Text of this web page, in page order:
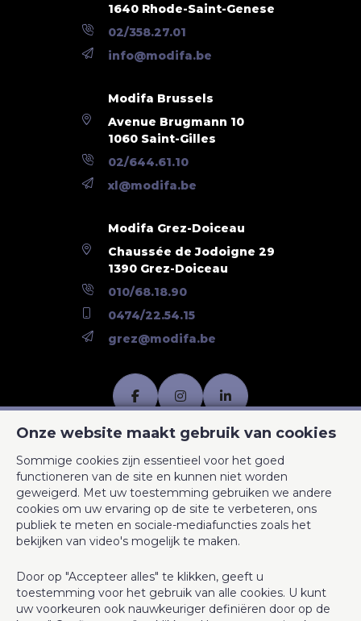
Onze website maakt gebruik van cookies
Sommige cookies zijn essentieel voor het goed
functioneren van de site en kunnen niet worden
geweigerd. Met uw toestemming gebruiken we andere
cookies om uw ervaring op de site te verbeteren, ons
publiek te meten en sociale-mediafuncties zoals het
bekijken van video's mogelijk te maken.
Door op "Accepteer alles" te klikken, geeft u
toestemming voor het gebruik van alle cookies. U kunt
uw voorkeuren ook nauwkeuriger definiëren door op de
1640 Rhode-Saint-Genese
02/358.27.01
info@modifa.be
Modifa Brussels
Avenue Brugmann 10
1060 Saint-Gilles
02/644.61.10
xl@modifa.be
Modifa Grez-Doiceau
Chaussée de Jodoigne 29
1390 Grez-Doiceau
010/68.18.90
0474/22.54.15
grez@modifa.be
BIV-erkende vastgoedmakelaar in België, BIV N° 500.976 -
Ondernemingsnummer : BTW BE-0450.158.588
Toezichthoudende Autoriteit : Beroepinstituut van
Vastgoedmakelaars Luxemburgstraat, 16B - 1000 Brussel (+32 2
505 38 50 - info@biv.be) - www.biv.be-Deontologische code
BA en borgstelling via NV AXA Belgium, Troonplein 1, 1000
in België worden uitgevoerd